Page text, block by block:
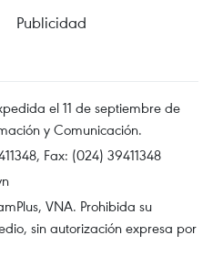
Publicidad
el 11 de septiembre de
y Comunicación.
Fax: (024) 39411348
VNA. Prohibida su
sin autorización expresa por